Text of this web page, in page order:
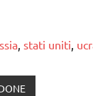
, stati uniti,